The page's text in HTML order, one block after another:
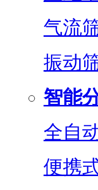
气流
振动
智能
全自
便携